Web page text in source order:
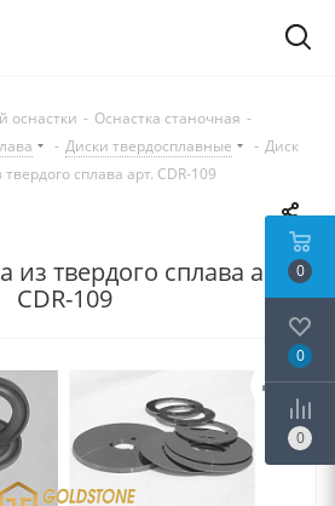
оснастки - Оснастка станочная -
- Диски твердосплавные - Диск
твердого сплава арт. CDR-109
из твердого сплава арт.
CDR-109
0
0
0